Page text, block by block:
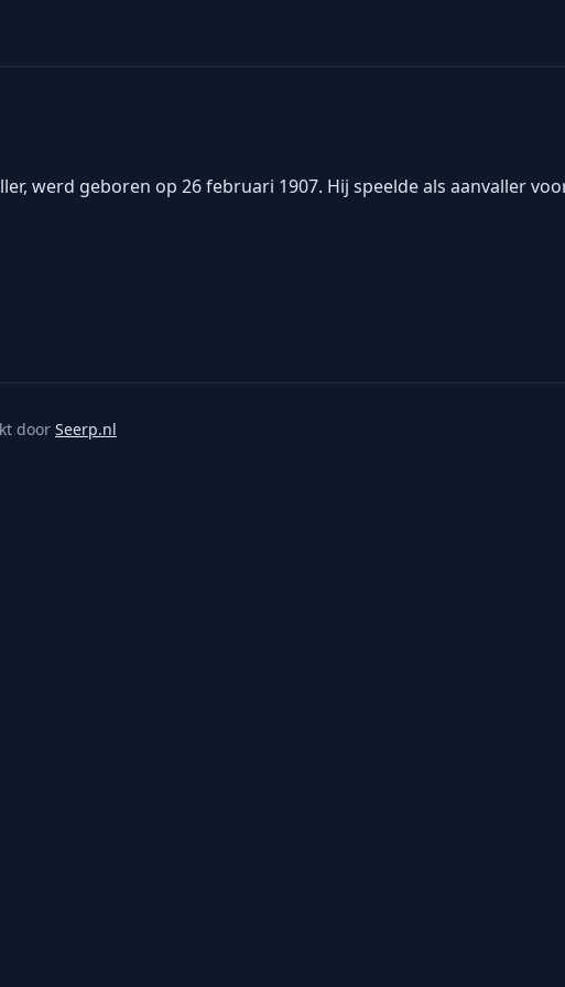
werd geboren op 26 februari 1907. Hij speelde als aanvaller
door Seerp.nl